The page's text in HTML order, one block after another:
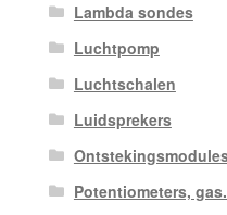
Lambda sondes
Luchtpomp
Luchtschalen
Luidsprekers
Potentiometers,